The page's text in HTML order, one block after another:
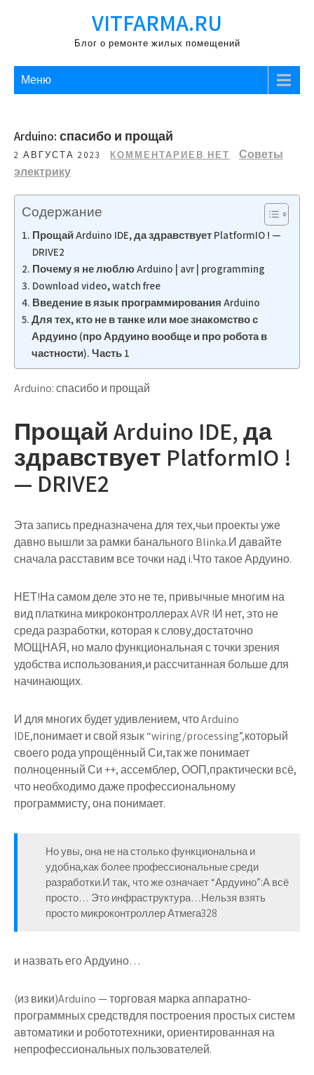
VITFARMA.RU
Блог о ремонте жилых помещений
Меню
Arduino: спасибо и прощай
2 АВГУСТА 2023 КОММЕНТАРИЕВ НЕТ
Советы
электрику
Содержание
Прощай Arduino IDE, да здравствует PlatformIO ! —
DRIVE2
Почему я не люблю Arduino | avr | programming
Download video, watch free
Введение в язык программирования Arduino
Для тех, кто не в танке или мое знакомство с
Ардуино (про Ардуино вообще и про робота в
частности). Часть 1
Arduino: спасибо и прощай
Прощай Arduino IDE, да
здравствует PlatformIO !
— DRIVE2
Эта запись предназначена для тех,чьи проекты уже
давно вышли за рамки банального Blinka.И давайте
сначала расставим все точки над i.Что такое Ардуино.
НЕТ!На самом деле это не те, привычные многим на
вид платкина микроконтроллерах AVR !И нет, это не
среда разработки, которая к слову,достаточно
МОЩНАЯ, но мало функциональная с точки зрения
удобства использования,и рассчитанная больше для
начинающих.
И для многих будет удивлением, что Arduino
IDE,понимает и свой язык “wiring/processing”,который
своего рода упрощённый Си,так же понимает
полноценный Си ++, ассемблер, ООП,практически всё,
что необходимо даже профессиональному
программисту, она понимает.
Но увы, она не на столько функциональна и
удобна,как более профессиональные среди
разработки.И так, что же означает “Ардуино”:А всё
просто… Это инфраструктура…Нельзя взять
просто микроконтроллер Атмега328
и назвать его Ардуино…
(из вики)Arduino — торговая марка аппаратно-
программных средствдля построения простых систем
автоматики и робототехники, ориентированная на
непрофессиональных пользователей.